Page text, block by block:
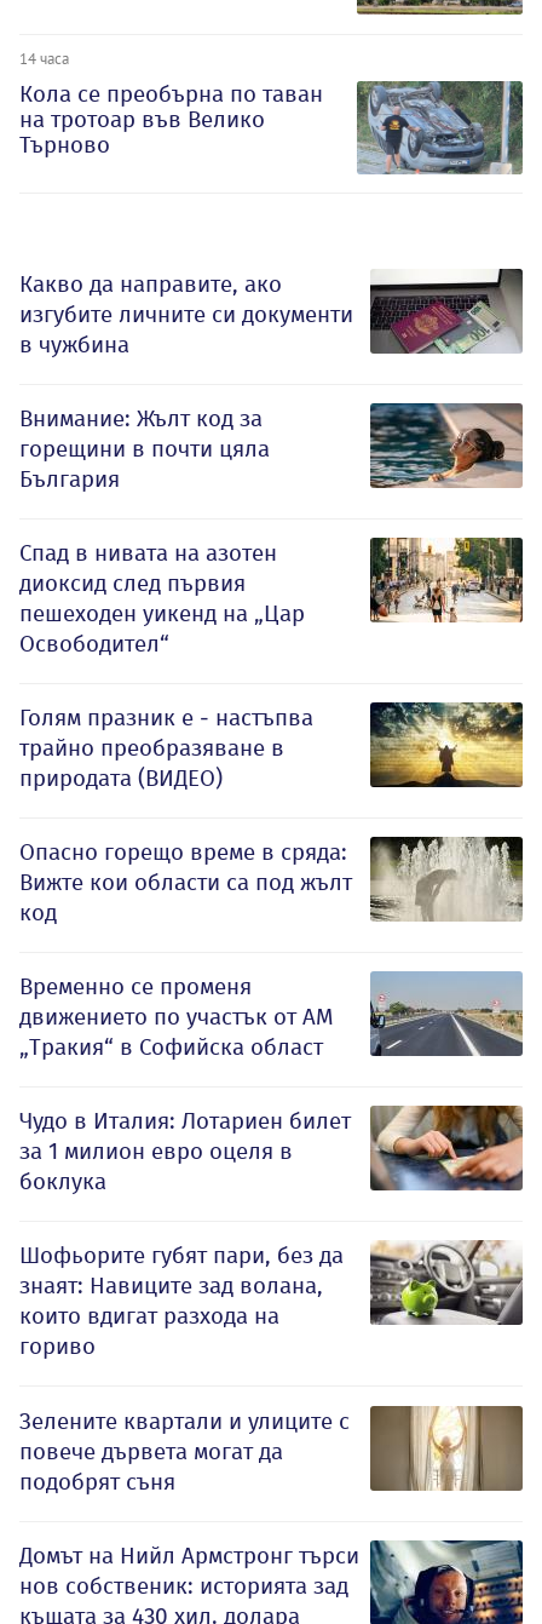
14 часа
Кола се преобърна по таван
на тротоар във Велико
Търново
Какво да направите, ако
изгубите личните си документи
в чужбина
Внимание: Жълт код за
горещини в почти цяла
България
Спад в нивата на азотен
диоксид след първия
пешеходен уикенд на „Цар
Освободител“
Голям празник е - настъпва
трайно преобразяване в
природата (ВИДЕО)
Опасно горещо време в сряда:
Вижте кои области са под жълт
код
Временно се променя
движението по участък от АМ
„Тракия“ в Софийска област
Чудо в Италия: Лотариен билет
за 1 милион евро оцеля в
боклука
Шофьорите губят пари, без да
знаят: Навиците зад волана,
които вдигат разхода на
гориво
Зелените квартали и улиците с
повече дървета могат да
подобрят съня
Домът на Нийл Армстронг търси
нов собственик: историята зад
къщата за 430 хил. долара